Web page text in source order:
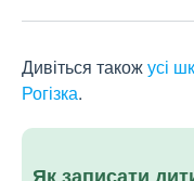
Дивіться такожусі
Рогізка.
Як записати